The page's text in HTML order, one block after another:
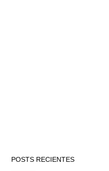
POSTS RECIENTES